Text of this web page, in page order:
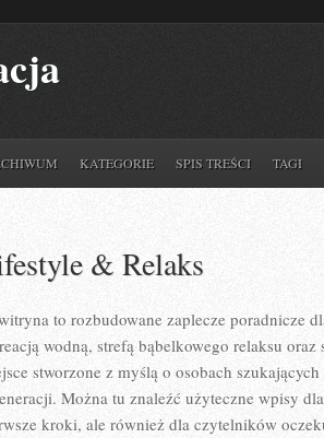
KATEGORIE SPIS TREŚCI TAGI
& Relaks
to rozbudowane zaplecze poradnicze
wodną, strefą bąbelkowego relaksu
stworzone z myślą o osobach
Można tu znaleźć użyteczne wpisy
kroki, ale również dla czytelników